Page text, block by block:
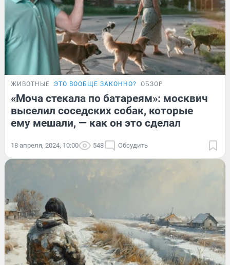
ЖИВОТНЫЕ ЭТО ВООБЩЕ ЗАКОННО? ОБЗОР
«Моча стекала по батареям»: москвич
выселил соседских собак, которые
ему мешали, — как он это сделал
18 апреля, 2024, 10:00 548 Обсудить